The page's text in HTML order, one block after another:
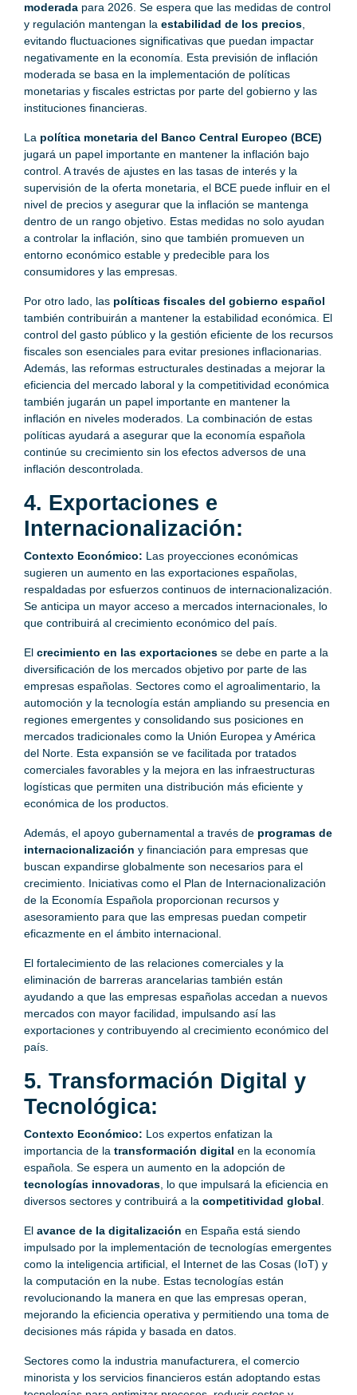
moderada para 2026. Se espera que las medidas de control
y regulación mantengan la estabilidad de los precios
evitando fluctuaciones significativas que puedan impactar
negativamente en la economía. Esta previsión de inflación
moderada se basa en la implementación de políticas
monetarias y fiscales estrictas por parte del gobierno y las
instituciones financieras.
La política monetaria del Banco Central Europeo (BCE)
jugará un papel importante en mantener la inflación bajo
control. A través de ajustes en las tasas de interés y la
supervisión de la oferta monetaria, el BCE puede influir en el
nivel de precios y asegurar que la inflación se mantenga
dentro de un rango objetivo. Estas medidas no solo ayudan
a controlar la inflación, sino que también promueven un
entorno económico estable y predecible para los
consumidores y las empresas.
Por otro lado, las políticas fiscales del gobierno español
también contribuirán a mantener la estabilidad económica. El
control del gasto público y la gestión eficiente de los recursos
fiscales son esenciales para evitar presiones inflacionarias.
Además, las reformas estructurales destinadas a mejorar la
eficiencia del mercado laboral y la competitividad económica
también jugarán un papel importante en mantener la
inflación en niveles moderados. La combinación de estas
políticas ayudará a asegurar que la economía española
continúe su crecimiento sin los efectos adversos de una
inflación descontrolada.
4. Exportaciones e
Internacionalización:
Contexto Económico: Las proyecciones económicas
sugieren un aumento en las exportaciones españolas,
respaldadas por esfuerzos continuos de internacionalización.
Se anticipa un mayor acceso a mercados internacionales, lo
que contribuirá al crecimiento económico del país.
El crecimiento en las exportaciones se debe en parte a la
diversificación de los mercados objetivo por parte de las
empresas españolas. Sectores como el agroalimentario, la
automoción y la tecnología están ampliando su presencia en
regiones emergentes y consolidando sus posiciones en
mercados tradicionales como la Unión Europea y América
del Norte. Esta expansión se ve facilitada por tratados
comerciales favorables y la mejora en las infraestructuras
logísticas que permiten una distribución más eficiente y
económica de los productos.
Además, el apoyo gubernamental a través de programas de
internacionalización y financiación para empresas que
buscan expandirse globalmente son necesarios para el
crecimiento. Iniciativas como el Plan de Internacionalización
de la Economía Española proporcionan recursos y
asesoramiento para que las empresas puedan competir
eficazmente en el ámbito internacional.
El fortalecimiento de las relaciones comerciales y la
eliminación de barreras arancelarias también están
ayudando a que las empresas españolas accedan a nuevos
mercados con mayor facilidad, impulsando así las
exportaciones y contribuyendo al crecimiento económico del
país.
5. Transformación Digital y
Tecnológica:
Contexto Económico: Los expertos enfatizan la
importancia de la transformación digital en la economía
española. Se espera un aumento en la adopción de
tecnologías innovadoras , lo que impulsará la eficiencia en
diversos sectores y contribuirá a la competitividad global
El avance de la digitalización en España está siendo
impulsado por la implementación de tecnologías emergentes
como la inteligencia artificial, el Internet de las Cosas (IoT) y
la computación en la nube. Estas tecnologías están
revolucionando la manera en que las empresas operan,
mejorando la eficiencia operativa y permitiendo una toma de
decisiones más rápida y basada en datos.
Sectores como la industria manufacturera, el comercio
minorista y los servicios financieros están adoptando estas